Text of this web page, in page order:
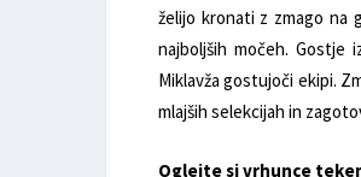
želijo kronati z zmago na
najboljših močeh. Gostje
Miklavža gostujoči ekipi.
mlajših selekcijah in
Oglejte si vrhunce